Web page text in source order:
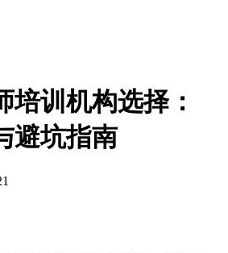
培训机构选择：
避坑指南